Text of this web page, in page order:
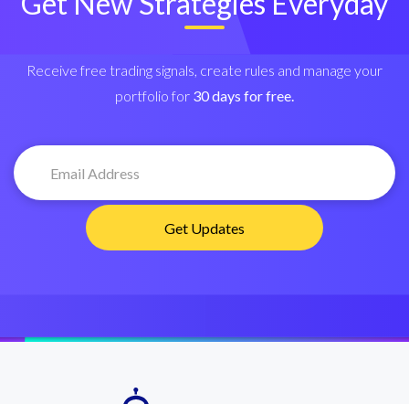
Receive free trading signals, create rules and manage your
portfolio for 30 days for free.